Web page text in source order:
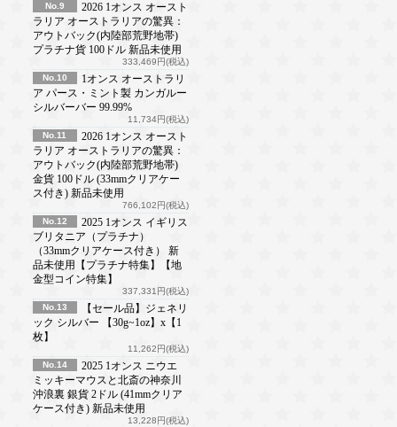
No.9
2026 1オンス オースト
ラリア オーストラリアの驚異：
アウトバック(内陸部荒野地帯)
プラチナ貨 100ドル 新品未使用
333,469円(税込)
No.10
1オンス オーストラリ
ア パース・ミント製 カンガルー
シルバーバー 99.99%
11,734円(税込)
No.11
2026 1オンス オースト
ラリア オーストラリアの驚異：
アウトバック(内陸部荒野地帯)
金貨 100ドル (33mmクリアケー
ス付き) 新品未使用
766,102円(税込)
No.12
2025 1オンス イギリス
ブリタニア（プラチナ）
（33mmクリアケース付き） 新
品未使用【プラチナ特集】【地
金型コイン特集】
337,331円(税込)
No.13
【セール品】ジェネリ
ック シルバー 【30g~1oz】x【1
枚】
11,262円(税込)
No.14
2025 1オンス ニウエ
ミッキーマウスと北斎の神奈川
沖浪裏 銀貨 2ドル (41mmクリア
ケース付き) 新品未使用
13,228円(税込)